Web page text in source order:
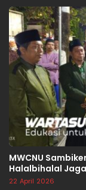
MWCNU
Halalbihalal
22 April 2026